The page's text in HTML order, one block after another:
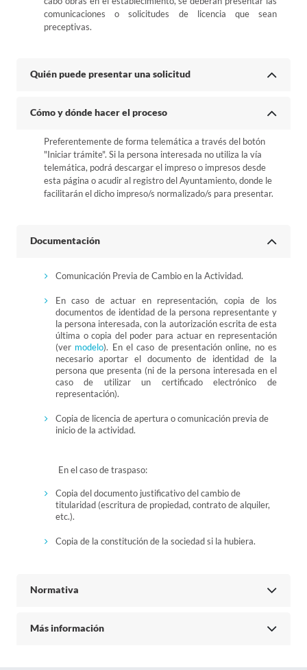
comunicaciones o solicitudes de licencia que sean
preceptivas.
Quién puede presentar una solicitud
Cómo y dónde hacer el proceso
Preferentemente de forma telemática a través del botón
"Iniciar trámite". Si la persona interesada no utiliza la vía
telemática, podrá descargar el impreso o impresos desde
esta página o acudir al registro del Ayuntamiento, donde le
facilitarán el dicho impreso/s normalizado/s para presentar.
Documentación
Comunicación Previa de Cambio en la Actividad.
En caso de actuar en representación, copia de los
documentos de identidad de la persona representante y
la persona interesada, con la autorización escrita de esta
última o copia del poder para actuar en representación
(ver modelo). En el caso de presentación online, no es
necesario aportar el documento de identidad de la
persona que presenta (ni de la persona interesada en el
caso de utilizar un certificado electrónico de
representación).
Copia de licencia de apertura o comunicación previa de
inicio de la actividad.
En el caso de traspaso:
Copia del documento justificativo del cambio de
titularidad (escritura de propiedad, contrato de alquiler,
etc.).
Copia de la constitución de la sociedad si la hubiera.
Normativa
Más información